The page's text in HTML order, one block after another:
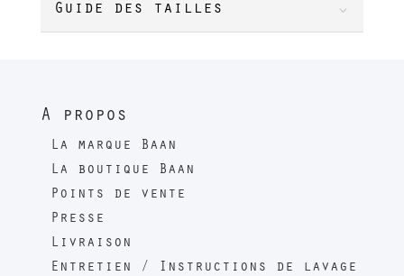
Guide des tailles
A propos
La marque Baan
La boutique Baan
Points de vente
Presse
Livraison
Entretien / Instructions de lavage